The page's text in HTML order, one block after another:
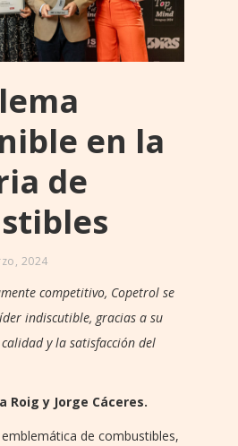
en la
de
2024
competitivo, Copetrol se
indiscutible, gracias a su
y la satisfacción del
Roig y Jorge Cáceres.
de combustibles,